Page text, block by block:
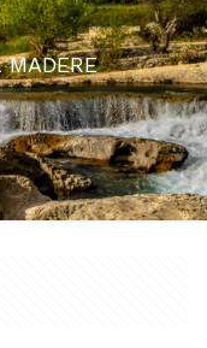
MADERE